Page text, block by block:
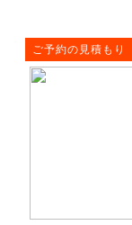
ご予約の見積もり